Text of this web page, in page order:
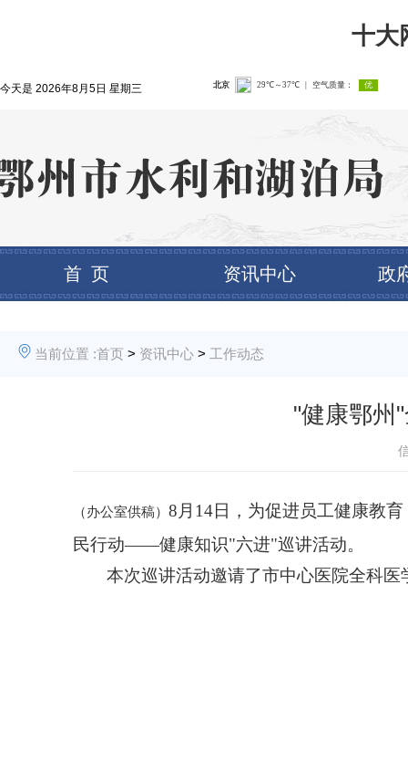
十大
今天是 2026年8月5日 星期三
首 页 资讯中心 政
当前位置 :首页 > 资讯中心 > 工作动态
"健康鄂
（办公室供稿） 8月14日， 为促进员工健康教
民行动——健康知识"六进"巡讲活动。
本次巡讲活动邀请了市中心医院全科医